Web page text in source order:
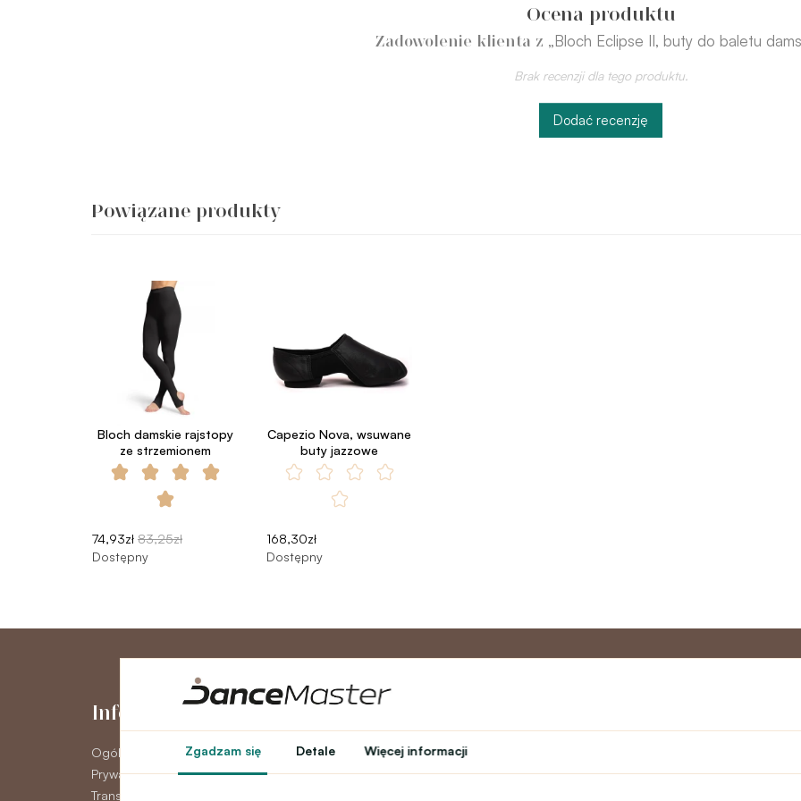
Zgadzam się Detale Więcej informacji
Ocena produktu
Zadowolenie klienta z „Bloch Eclipse II, buty do baletu
Brak recenzji dla tego produktu.
Dodać recenzję
Powiązane produkty
Bloch damskie rajstopy
ze strzemionem
74,93zł 83,25zł
Dostępny
Capezio Nova, wsuwane
buty jazzowe
168,30zł
Dostępny
Informacje
Ogólne warunki
Prywatność GDPR
Transport
Moje konto
Historia zamówień
partnerski
Program lojalnościowy
text_faq